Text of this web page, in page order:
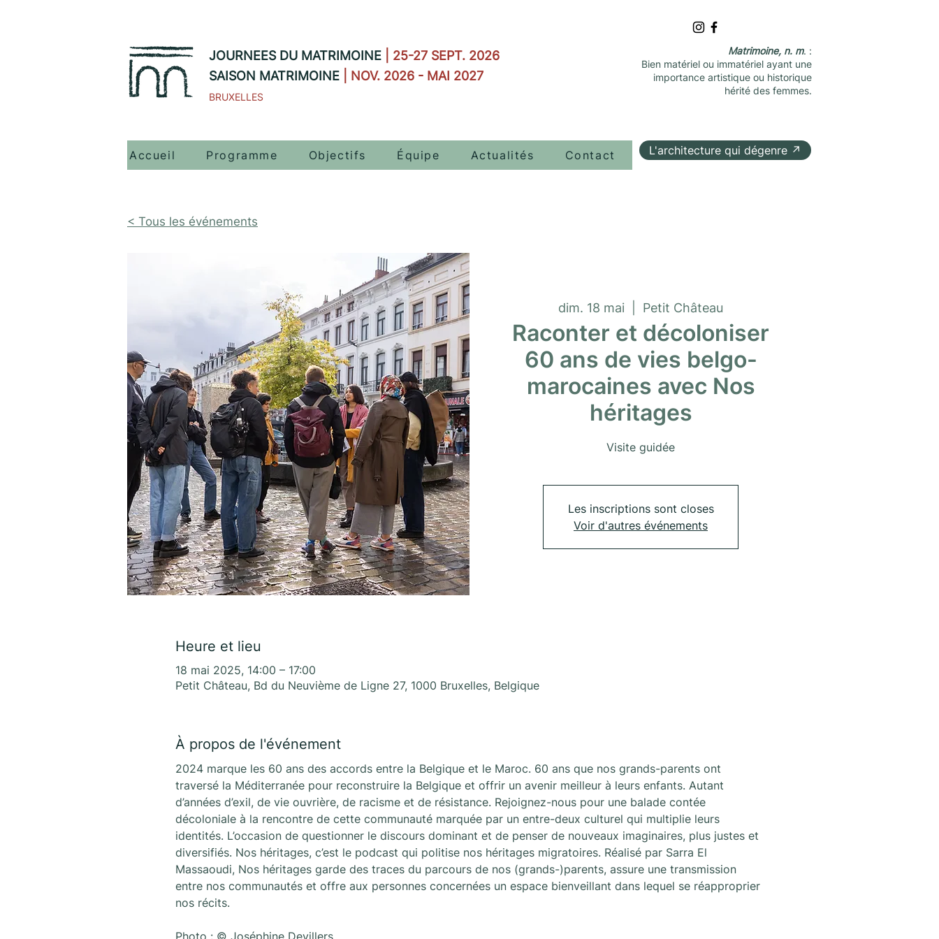
JOURNEES DU MATRIMOINE
| 25-27 SEPT. 2026
SAISON MATRIMOINE
| NOV. 2026 - MAI 2027
BRUXELLES
Matrimoine, n. m. :
Bien matériel ou immatériel ayant une
importance artistique ou historique
hérité des femmes.
Accueil Programme Objectifs Équipe Actualités Contact L'architecture qui dégenre ↗
< Tous les événements
dim. 18 mai Petit Château
Raconter et décoloniser
60 ans de vies belgo-
marocaines avec Nos
héritages
Visite guidée
Les inscriptions sont closes
Voir d'autres événements
Heure et lieu
18 mai 2025, 14:00 – 17:00
Petit Château, Bd du Neuvième de Ligne 27, 1000 Bruxelles, Belgique
À propos de l'événement
2024 marque les 60 ans des accords entre la Belgique et le Maroc. 60 ans que nos grands-parents ont
traversé la Méditerranée pour reconstruire la Belgique et offrir un avenir meilleur à leurs enfants. Autant
d’années d’exil, de vie ouvrière, de racisme et de résistance. Rejoignez-nous pour une balade contée
décoloniale à la rencontre de cette communauté marquée par un entre-deux culturel qui multiplie leurs
identités. L’occasion de questionner le discours dominant et de penser de nouveaux imaginaires, plus justes et
diversifiés. Nos héritages, c’est le podcast qui politise nos héritages migratoires. Réalisé par Sarra El
Massaoudi, Nos héritages garde des traces du parcours de nos (grands-)parents, assure une transmission
entre nos communautés et offre aux personnes concernées un espace bienveillant dans lequel se réapproprier
nos récits.
Photo : © Joséphine Devillers